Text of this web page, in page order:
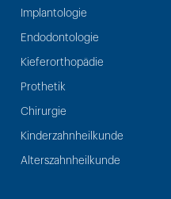
Implantologie
Endodontologie
Kieferorthopädie
Prothetik
Chirurgie
Kinderzahnheilkunde
Alterszahnheilkunde